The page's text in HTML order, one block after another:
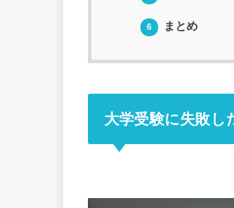
6 まとめ
大学受験に失敗し